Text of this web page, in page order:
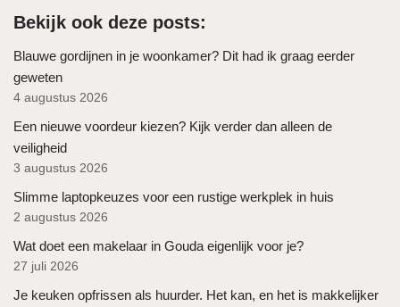
Bekijk ook deze posts:
Blauwe gordijnen in je woonkamer? Dit had ik graag eerder
geweten
4 augustus 2026
Een nieuwe voordeur kiezen? Kijk verder dan alleen de
veiligheid
3 augustus 2026
Slimme laptopkeuzes voor een rustige werkplek in huis
2 augustus 2026
Wat doet een makelaar in Gouda eigenlijk voor je?
27 juli 2026
Je keuken opfrissen als huurder. Het kan, en het is makkelijker